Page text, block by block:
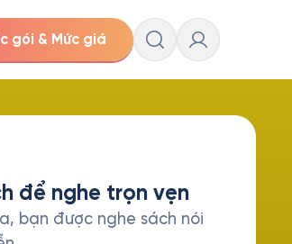
gói & Mức giá
để nghe trọn vẹn
bạn được nghe sách nói